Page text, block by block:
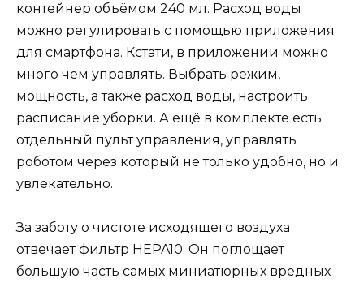
контейнер объёмом 240 мл. Расход воды
можно регулировать с помощью приложения
для смартфона. Кстати, в приложении можно
много чем управлять. Выбрать режим,
мощность, а также расход воды, настроить
расписание уборки. А ещё в комплекте есть
отдельный пульт управления, управлять
роботом через который не только удобно, но и
увлекательно.
За заботу о чистоте исходящего воздуха
отвечает фильтр HEPA10. Он поглощает
большую часть самых миниатюрных вредных